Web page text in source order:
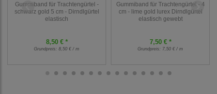
Gummiband für Trachtengürtel -
schwarz gold 5 cm - Dirndlgürtel
elastisch
8,50 € *
Grundpreis: 8,50 € / m
Gummiband für Trachtengürtel - 4
cm - lime gold lurex Dirndlgürtel
elastisch gewebt
7,50 € *
Grundpreis: 7,50 € / m